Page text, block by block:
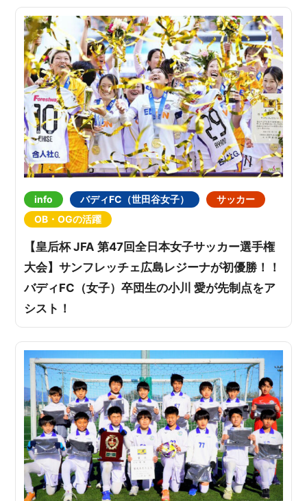
info バディFC（世田谷女子）
サッカー
OB・OGの活躍
【皇后杯 JFA 第47回全日本女子サッカー選手権
大会】サンフレッチェ広島レジーナが初優勝！！
バディFC（女子）卒団生の小川 愛が先制点をア
シスト！